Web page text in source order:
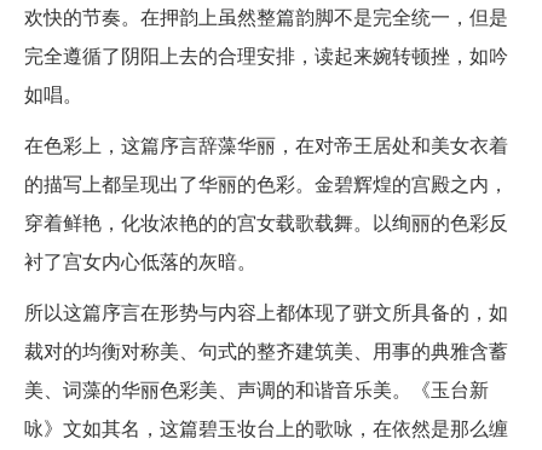
欢快的节奏。在押韵上虽然整篇韵脚不是完全统一，但是
完全遵循了阴阳上去的合理安排，读起来婉转顿挫，如吟
如唱。
在色彩上，这篇序言辞藻华丽，在对帝王居处和美女衣着
的描写上都呈现出了华丽的色彩。金碧辉煌的宫殿之内，
穿着鲜艳，化妆浓艳的的宫女载歌载舞。以绚丽的色彩反
衬了宫女内心低落的灰暗。
所以这篇序言在形势与内容上都体现了骈文所具备的，如
裁对的均衡对称美、句式的整齐建筑美、用事的典雅含蓄
美、词藻的华丽色彩美、声调的和谐音乐美。《玉台新
咏》文如其名，这篇碧玉妆台上的歌咏，在依然是那么缠